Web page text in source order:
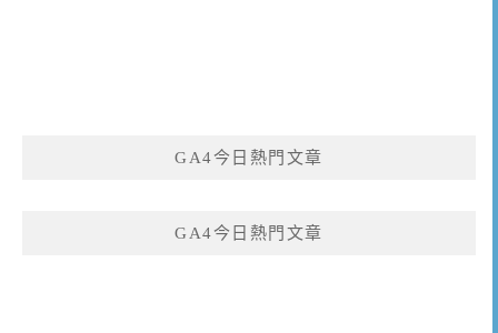
GA4今日熱門文章
GA4今日熱門文章